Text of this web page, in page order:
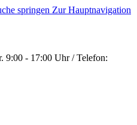
springen Zur Hauptnavigation
9:00 - 17:00 Uhr / Telefon: